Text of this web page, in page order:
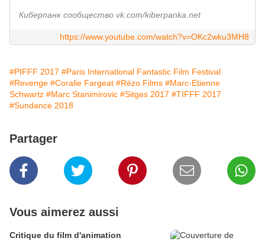
Киберпанк сообщество vk.com/kiberpanka.net
https://www.youtube.com/watch?v=OKc2wku3MH8
#PIFFF 2017 #Paris International Fantastic Film Festival
#Revenge #Coralie Fargeat #Rézo Films #Marc-Etienne
Schwartz #Marc Stanimirovic #Sitges 2017 #TIFFF 2017
#Sundance 2018
Partager
Vous aimerez aussi
Critique du film d'animation